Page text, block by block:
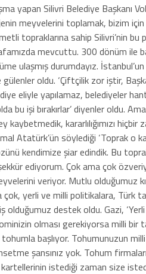
yapan Silivri Belediye Başkanı
meyvelerini toplamak, bizim
topraklarına sahip Silivri’nin
mevcuttu. 300 dönüm ile
ulaşmış durumdayız.
gülenler oldu. ‘Çiftçilik zor iştir,
eliyle yapılamaz, belediyeler
bu işi bırakırlar’ diyenler oldu.
kaybetmedik, kararlılığımızı hiçbir
Atatürk’ün söylediği ‘Toprak o
kendimize şiar edindik. Bu
ediyorum. Çok ama çok
veriyor. Mutlu olduğumuz
çok, yerli ve milli politikalara, Türk
olduğumuz destek oldu. Gazi,
olması gerekiyorsa milli bir
başlıyor. Tohumunuzun
şansınız yok. Tohum
istediği zaman size